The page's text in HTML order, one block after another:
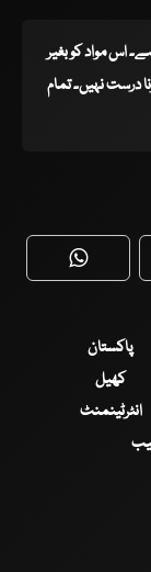
اس مواد کو بغیر
درست نہیں۔ تمام
پاکستان
کھیل
انٹرٹینمنٹ